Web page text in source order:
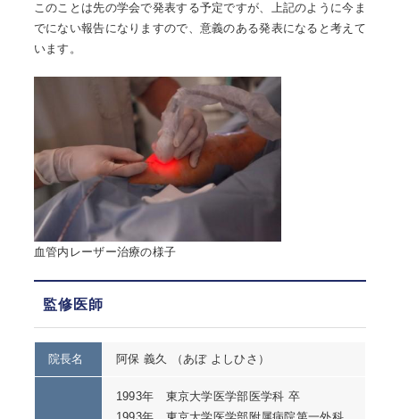
このことは先の学会で発表する予定ですが、上記のように今ま
でにない報告になりますので、意義のある発表になると考えて
います。
血管内レーザー治療の様子
監修医師
院長名 阿保 義久 （あぼ よしひさ）
1993年 東京大学医学部医学科 卒